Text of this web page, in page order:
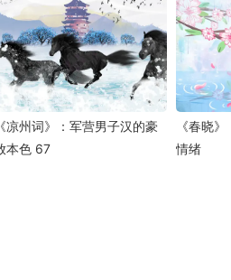
《凉州词》：军营男子汉的豪
放本色 67
《春晓
情绪